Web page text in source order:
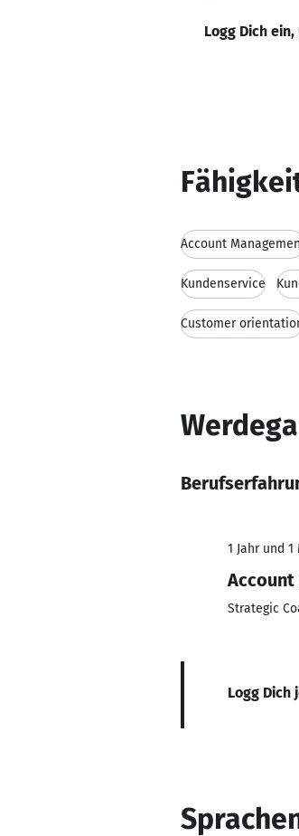
Logg Dich
Account
Kundenservice
Customer
1 Jahr und 1
Account
Strategic
Logg Dich